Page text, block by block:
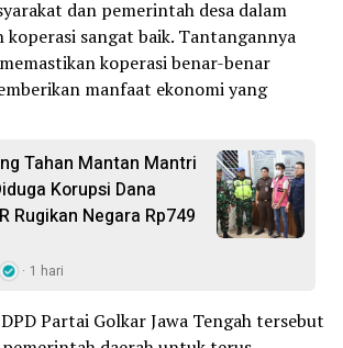
dan pemerintah desa dalam
koperasi sangat baik. Tantangannya
koperasi benar-benar
manfaat ekonomi yang
Tahan Mantan Mantri
Korupsi Dana
Rugikan Negara Rp749
1 hari
Partai Golkar Jawa Tengah tersebut